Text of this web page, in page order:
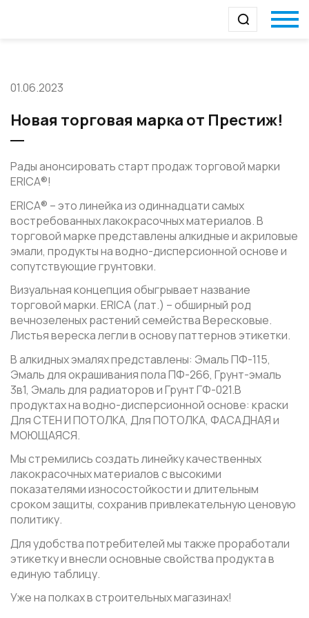
01.06.2023
Новая торговая марка от Престиж!
Рады анонсировать старт продаж торговой марки
ERICA®!
ERICA® – это линейка из одиннадцати самых
востребованных лакокрасочных материалов. В
торговой марке представлены алкидные и акриловые
эмали, продукты на водно-дисперсионной основе и
сопутствующие грунтовки.
Визуальная концепция обыгрывает название
торговой марки. ERICA (лат.) – обширный род
вечнозеленых растений семейства Вересковые.
Листья вереска легли в основу паттернов этикетки.
В алкидных эмалях представлены: Эмаль ПФ-115,
Эмаль для окрашивания пола ПФ-266, Грунт-эмаль
3в1, Эмаль для радиаторов и Грунт ГФ-021.В
продуктах на водно-дисперсионной основе: краски
Для СТЕН И ПОТОЛКА, Для ПОТОЛКА, ФАСАДНАЯ и
МОЮЩАЯСЯ.
Мы стремились создать линейку качественных
лакокрасочных материалов с высокими
показателями износостойкости и длительным
сроком защиты, сохранив привлекательную ценовую
политику.
Для удобства потребителей мы также проработали
этикетку и внесли основные свойства продукта в
единую таблицу.
Уже на полках в строительных магазинах!